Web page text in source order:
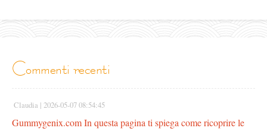
commenti recenti
Claudia | 2026-05-07 08:54:45
Gummygenix.com In questa pagina ti spiega come ricoprire le